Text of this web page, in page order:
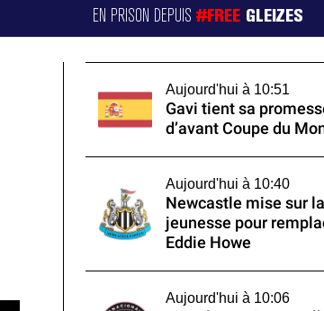
EN PRISON DEPUIS#FREE GLEIZES
Aujourd'hui à 10:51
Gavi tient sa
d’avant Coupe du
Aujourd'hui à 10:40
Newcastle mise sur la
jeunesse pour
Eddie Howe
Aujourd'hui à 10:06